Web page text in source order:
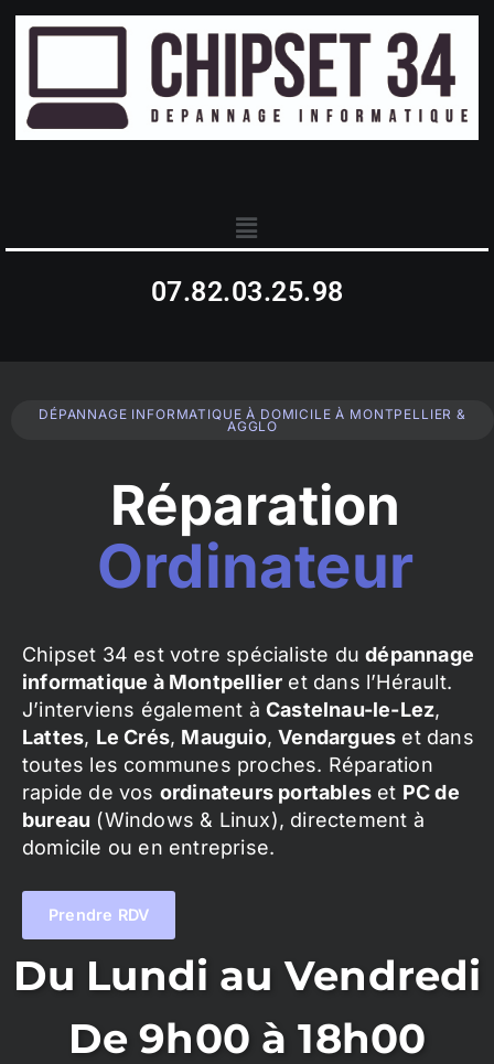
07.82.03.25.98
DÉPANNAGE INFORMATIQUE À DOMICILE À MONTPELLIER &
AGGLO
Réparation
Ordinateur
Chipset 34 est votre spécialiste dudépannage
informatique à Montpellier et dans l’Hérault.
J’interviens également à Castelnau-le-Lez,
Lattes, Le Crés, Mauguio,Vendargues et dans
toutes les communes proches. Réparation
rapide de vos ordinateurs portables et PC de
bureau (Windows & Linux), directement à
domicile ou en entreprise.
Prendre RDV
Du Lundi au Vendredi
De 9h00 à 18h00